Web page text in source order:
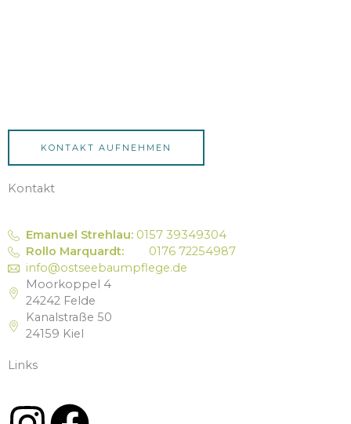
KONTAKT AUFNEHMEN
Kontakt
Emanuel Strehlau: 0157 39349304
Rollo Marquardt:
0176 72254987
info@ostseebaumpflege.de
Moorkoppel 4
24242 Felde
Kanalstraße 50
24159 Kiel
Links